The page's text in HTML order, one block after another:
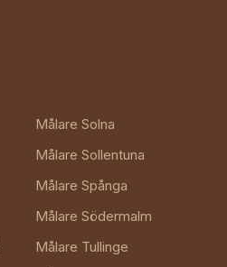
Målare Solna
Målare Sollentuna
Målare Spånga
Målare Södermalm
Målare Tullinge